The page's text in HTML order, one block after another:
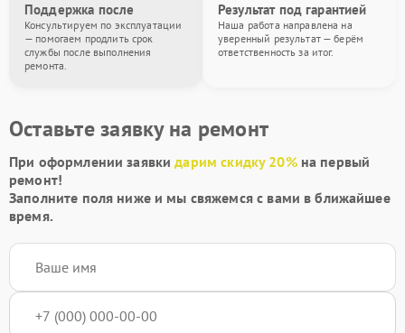
Поддержка после
Консультируем по эксплуатации
— помогаем продлить срок
службы после выполнения
ремонта.
Результат под гарантией
Наша работа направлена на
уверенный результат — берём
ответственность за итог.
Оставьте заявку на ремонт
При оформлении заявкидарим скидку 20%на первый
ремонт!
Заполните поля ниже и мы свяжемся с вами в ближайшее
время.